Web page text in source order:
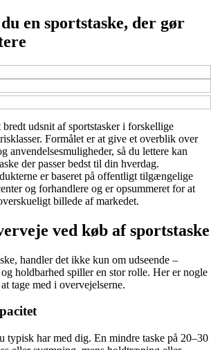
en sportstaske, der gør
udsnit af sportstasker i forskellige
Formålet er at give et overblik over
anvendelsesmuligheder, så du lettere kan
der passer bedst til din hverdag.
er baseret på offentligt tilgængelige
og forhandlere og er opsummeret for at
billede af markedet.
ved køb af sportstaske
handler det ikke kun om udseende –
holdbarhed spiller en stor rolle. Her er nogle
tage med i overvejelserne.
typisk har med dig. En mindre taske på 20–30